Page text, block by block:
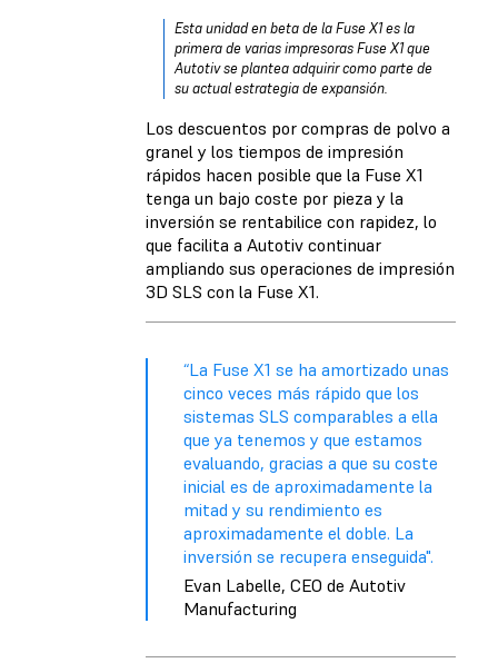
Esta unidad en beta de la Fuse X1 es la
primera de varias impresoras Fuse X1 que
Autotiv se plantea adquirir como parte de
su actual estrategia de expansión.
Los descuentos por compras de polvo a
granel y los tiempos de impresión
rápidos hacen posible que la Fuse X1
tenga un bajo coste por pieza y la
inversión se rentabilice con rapidez, lo
que facilita a Autotiv continuar
ampliando sus operaciones de impresión
3D SLS con la Fuse X1.
“La Fuse X1 se ha amortizado unas
cinco veces más rápido que los
sistemas SLS comparables a ella
que ya tenemos y que estamos
evaluando, gracias a que su coste
inicial es de aproximadamente la
mitad y su rendimiento es
aproximadamente el doble. La
inversión se recupera enseguida".
Evan Labelle, CEO de Autotiv
Manufacturing